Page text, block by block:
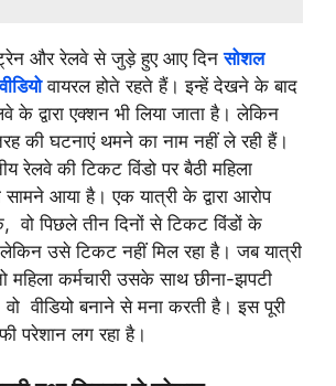
और रेलवे से जुड़े हुए आए दिनसोशल
वीडियोवायरल होते रहते हैं। इन्हें देखने के बाद
के द्वारा एक्शन भी लिया जाता है। लेकिन
की घटनाएं थमने का नाम नहीं ले रही हैं।
रेलवे की टिकट विंडो पर बैठी महिला
सामने आया है। एक यात्री के द्वारा आरोप
वो पिछले तीन दिनों से टिकट विंडों के
उसे टिकट नहीं मिल रहा है। जब यात्री
महिला कर्मचारी उसके साथ छीना-झपटी
वीडियो बनाने से मना करती है। इस पूरी
परेशान लग रहा है।